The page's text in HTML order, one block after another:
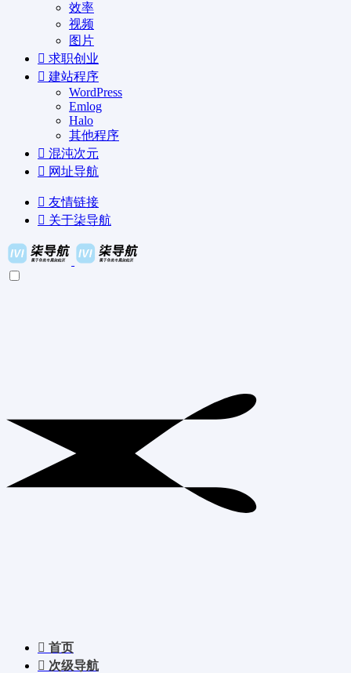
效率
视频
图片
求职创业
建站程序
WordPress
Emlog
Halo
其他程序
混沌次元
网址导航
友情链接
关于柒导航
首页
次级导航